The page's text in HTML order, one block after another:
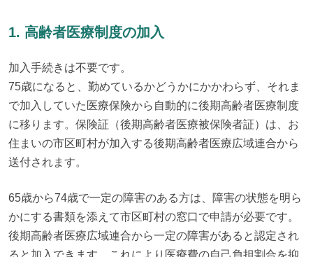
1. 高齢者医療制度の加入
加入手続きは不要です。
75歳になると、勤めているかどうかにかかわらず、それま
で加入していた医療保険から自動的に後期高齢者医療制度
に移ります。保険証（後期高齢者医療被保険者証）は、お
住まいの市区町村が加入する後期高齢者医療広域連合から
送付されます。
65歳から74歳で一定の障害のある方は、障害の状態を明ら
かにする書類を添えて市区町村の窓口で申請が必要です。
後期高齢者医療広域連合から一定の障害があると認定され